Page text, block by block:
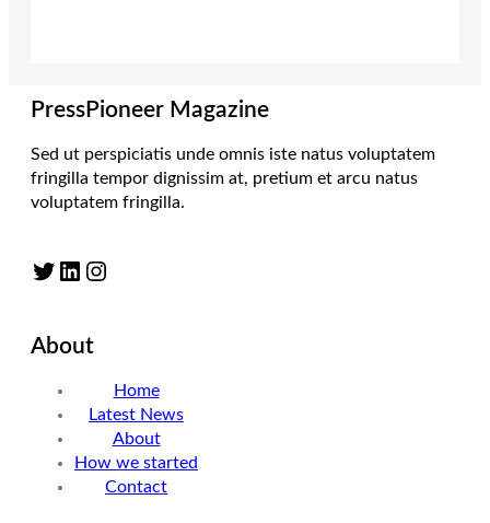
PressPioneer Magazine
Sed ut perspiciatis unde omnis iste natus voluptatem
fringilla tempor dignissim at, pretium et arcu natus
voluptatem fringilla.
Twitter LinkedIn Instagram
About
Home
Latest News
About
How we started
Contact